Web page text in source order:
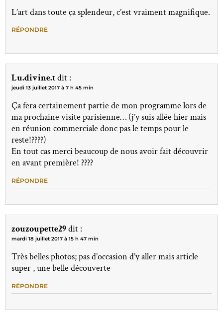
L’art dans toute ça splendeur, c’est vraiment magnifique.
RÉPONDRE
Lu.divine.tdit :
jeudi 13 juillet 2017 à 7 h 45 min
Ça fera certainement partie de mon programme lors de
ma prochaine visite parisienne… (j’y suis allée hier mais
en réunion commerciale donc pas le temps pour le
reste!????)
En tout cas merci beaucoup de nous avoir fait découvrir
en avant première! ????
RÉPONDRE
zouzoupette29dit :
mardi 18 juillet 2017 à 15 h 47 min
Très belles photos; pas d’occasion d’y aller mais article
super , une belle découverte
RÉPONDRE